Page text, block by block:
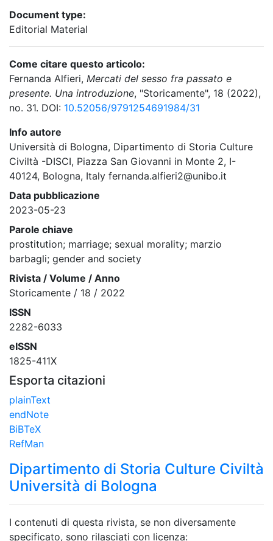
Document type:
Editorial Material
Come citare questo articolo:
Fernanda Alfieri, Mercati del sesso fra passato e
presente. Una introduzione, "Storicamente", 18 (2022),
no. 31. DOI: 10.52056/9791254691984/31
Info autore
Università di Bologna, Dipartimento di Storia Culture
Civiltà -DISCI, Piazza San Giovanni in Monte 2, I-
40124, Bologna, Italy fernanda.alfieri2@unibo.it
Data pubblicazione
2023-05-23
Parole chiave
prostitution; marriage; sexual morality; marzio
barbagli; gender and society
Rivista / Volume / Anno
Storicamente / 18 / 2022
ISSN
2282-6033
eISSN
1825-411X
Esporta citazioni
plainText
endNote
BiBTeX
RefMan
Dipartimento di Storia Culture Civiltà
Università di Bologna
I contenuti di questa rivista, se non diversamente
specificato, sono rilasciati con licenza: